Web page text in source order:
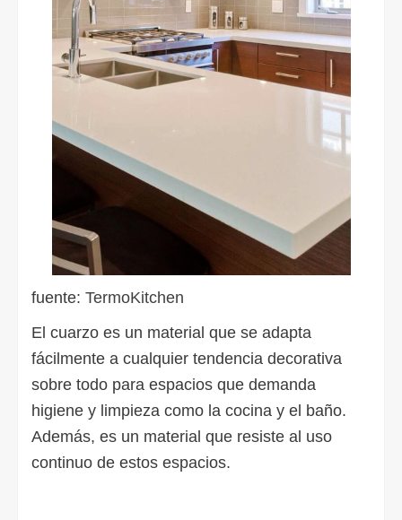
fuente: TermoKitchen
El cuarzo es un material que se adapta
fácilmente a cualquier tendencia decorativa
sobre todo para espacios que demanda
higiene y limpieza como la cocina y el baño.
Además, es un material que resiste al uso
continuo de estos espacios.